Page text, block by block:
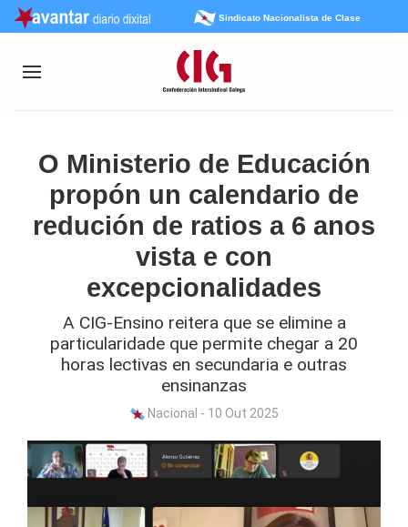
Sindicato Nacionalista de Clase
O Ministerio de Educación
propón un calendario de
redución de ratios a 6 anos
vista e con
excepcionalidades
A CIG-Ensino reitera que se elimine a
particularidade que permite chegar a 20
horas lectivas en secundaria e outras
ensinanzas
Nacional - 10 Out 2025